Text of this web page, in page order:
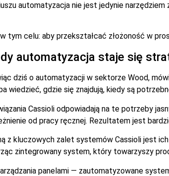
automatyzacja nie jest jedynie
tym celu: aby przekształcać złożoność w
automatyzacja staje się
dziś o automatyzacji w sektorze Wood,
wiedzieć, gdzie się znajdują, kiedy są
Cassioli odpowiadają na te potrzeby
od pracy ręcznej. Rezultatem jest
z kluczowych zalet systemów Cassioli jest
zintegrowany system, który towarzyszy
panelami — zautomatyzowane